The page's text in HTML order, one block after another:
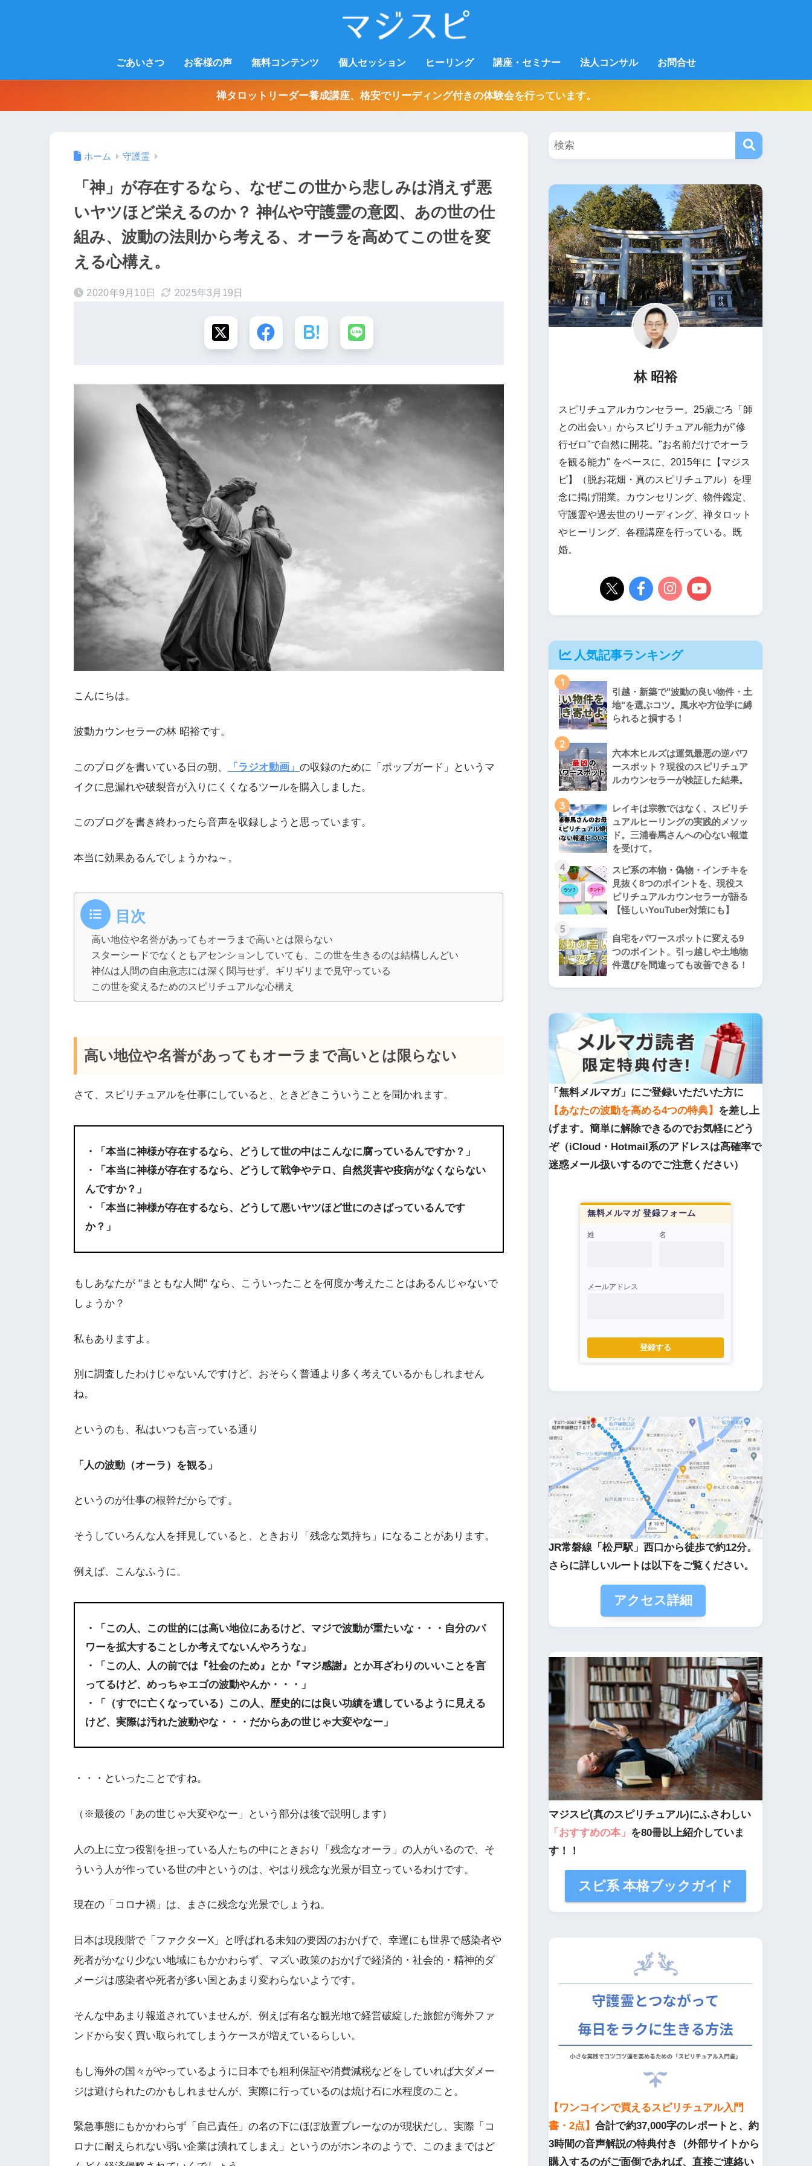
ごあいさつ お客様の声 無料コンテンツ 個人セッション ヒーリング 講座・セミナー 法人コンサル お問合せ
禅タロットリーダー養成講座、格安でリーディング付きの体験会を行っています。
ホーム 守護霊
「神」が存在するなら、なぜこの世から悲しみは消えず悪
いヤツほど栄えるのか？ 神仏や守護霊の意図、あの世の仕
組み、波動の法則から考える、オーラを高めてこの世を変
える心構え。
2020年9月10日 2025年3月19日
こんにちは。
波動カウンセラーの林 昭裕です。
このブログを書いている日の朝、 「ラジオ動画」 の収録のために「ポップガード」というマ
イクに息漏れや破裂音が入りにくくなるツールを購入しました。
このブログを書き終わったら音声を収録しようと思っています。
本当に効果あるんでしょうかね～。
目次
高い地位や名誉があってもオーラまで高いとは限らない
スターシードでなくともアセンションしていても、この世を生きるのは結構しんどい
神仏は人間の自由意志には深く関与せず、ギリギリまで見守っている
この世を変えるためのスピリチュアルな心構え
高い地位や名誉があってもオーラまで高いとは限らない
さて、スピリチュアルを仕事にしていると、ときどきこういうことを聞かれます。
・「本当に神様が存在するなら、どうして世の中はこんなに腐っているんですか？」
・「本当に神様が存在するなら、どうして戦争やテロ、自然災害や疫病がなくならない
んですか？」
・「本当に神様が存在するなら、どうして悪いヤツほど世にのさばっているんです
か？」
もしあなたが "まともな人間" なら、こういったことを何度か考えたことはあるんじゃないで
しょうか？
私もありますよ。
別に調査したわけじゃないんですけど、おそらく普通より多く考えているかもしれません
ね。
というのも、私はいつも言っている通り
「人の波動（オーラ）を観る」
というのが仕事の根幹だからです。
そうしていろんな人を拝見していると、ときおり「残念な気持ち」になることがあります。
例えば、こんなふうに。
・「この人、この世的には高い地位にあるけど、マジで波動が重たいな・・・自分のパ
ワーを拡大することしか考えてないんやろうな」
・「この人、人の前では『社会のため』とか『マジ感謝』とか耳ざわりのいいことを言
ってるけど、めっちゃエゴの波動やんか・・・」
・「（すでに亡くなっている）この人、歴史的には良い功績を遺しているように見える
けど、実際は汚れた波動やな・・・だからあの世じゃ大変やなー」
・・・といったことですね。
（※最後の「あの世じゃ大変やなー」という部分は後で説明します）
人の上に立つ役割を担っている人たちの中にときおり「残念なオーラ」の人がいるので、そ
ういう人が作っている世の中というのは、やはり残念な光景が目立っているわけです。
現在の「コロナ禍」は、まさに残念な光景でしょうね。
日本は現段階で「ファクターX」と呼ばれる未知の要因のおかげで、幸運にも世界で感染者や
死者がかなり少ない地域にもかかわらず、マズい政策のおかげで経済的・社会的・精神的ダ
メージは感染者や死者が多い国とあまり変わらないようです。
そんな中あまり報道されていませんが、例えば有名な観光地で経営破綻した旅館が海外ファ
ンドから安く買い取られてしまうケースが増えているらしい。
もし海外の国々がやっているように日本でも粗利保証や消費減税などをしていれば大ダメー
ジは避けられたのかもしれませんが、実際に行っているのは焼け石に水程度のこと。
緊急事態にもかかわらず「自己責任」の名の下にほぼ放置プレーなのが現状だし、実際「コ
ロナに耐えられない弱い企業は潰れてしまえ」というのがホンネのようで、このままではど
林 昭裕
スピリチュアルカウンセラー。25歳ごろ「師
との出会い」からスピリチュアル能力が"修
行ゼロ"で自然に開花。"お名前だけでオーラ
を観る能力" をベースに、2015年に【マジス
ピ】（脱お花畑・真のスピリチュアル）を理
念に掲げ開業。カウンセリング、物件鑑定、
守護霊や過去世のリーディング、禅タロット
やヒーリング、各種講座を行っている。既
婚。
人気記事ランキング
1
引越・新築で"波動の良い物件・土
地"を選ぶコツ。風水や方位学に縛
られると損する！
2
六本木ヒルズは運気最悪の逆パワ
ースポット？現役のスピリチュア
ルカウンセラーが検証した結果。
3
レイキは宗教ではなく、スピリチ
ュアルヒーリングの実践的メソッ
ド。三浦春馬さんへの心ない報道
を受けて。
4
スピ系の本物・偽物・インチキを
見抜く8つのポイントを、現役ス
ピリチュアルカウンセラーが語る
【怪しいYouTuber対策にも】
5
自宅をパワースポットに変える9
つのポイント。引っ越しや土地物
件選びを間違っても改善できる！
「無料メルマガ」にご登録いただいた方に
【あなたの波動を高める4つの特典】 を差し上
げます。簡単に解除できるのでお気軽にどう
ぞ（iCloud・Hotmail系のアドレスは高確率で
迷惑メール扱いするのでご注意ください）
無料メルマガ 登録フォーム
姓 名
メールアドレス
登録する
JR常磐線「松戸駅」西口から徒歩で約12分。
さらに詳しいルートは以下をご覧ください。
アクセス詳細
マジスピ(真のスピリチュアル)にふさわしい
「おすすめの本」 を80冊以上紹介していま
す！！
スピ系 本格ブックガイド
【ワンコインで買えるスピリチュアル入門
書・2点】 合計で約37,000字のレポートと、約
3時間の音声解説の特典付き（外部サイトから
購入するのがご面倒であれば、直接ご連絡い